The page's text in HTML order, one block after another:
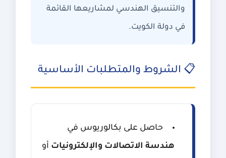
والتنسيق الهندسي لمشاريعها القائمة
في دولة الكويت.
📋 الشروط والمتطلبات الأساسية
حاصل على بكالوريوس في
هندسة الاتصالات والإلكترونيات أو